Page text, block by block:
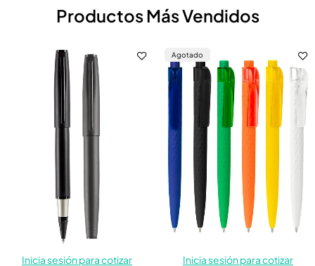
Productos Más Vendidos
Inicia sesión para cotizar
Agotado
Inicia sesión para cotizar